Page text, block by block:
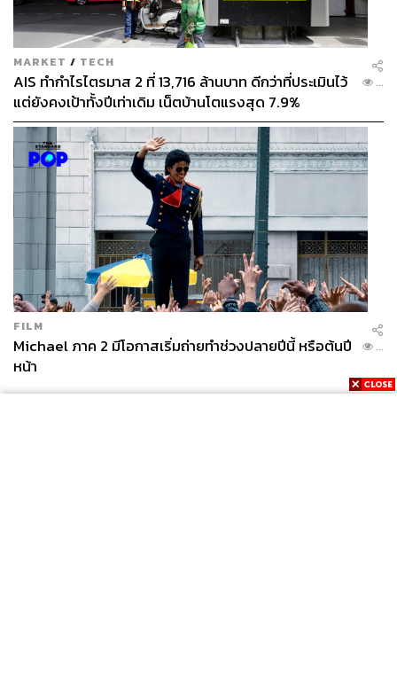
MARKET / TECH
AIS ทำกำไรไตรมาส 2 ที่ 13,716 ล้านบาท ดีกว่าที่ประเมินไว้
แต่ยังคงเป้าทั้งปีเท่าเดิม เน็ตบ้านโตแรงสุด 7.9%
...
FILM
Michael ภาค 2 มีโอกาสเริ่มถ่ายทำช่วงปลายปีนี้ หรือต้นปี
หน้า
...